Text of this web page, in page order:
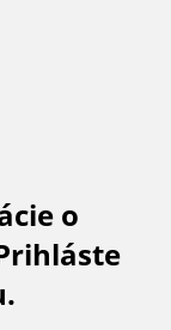
o